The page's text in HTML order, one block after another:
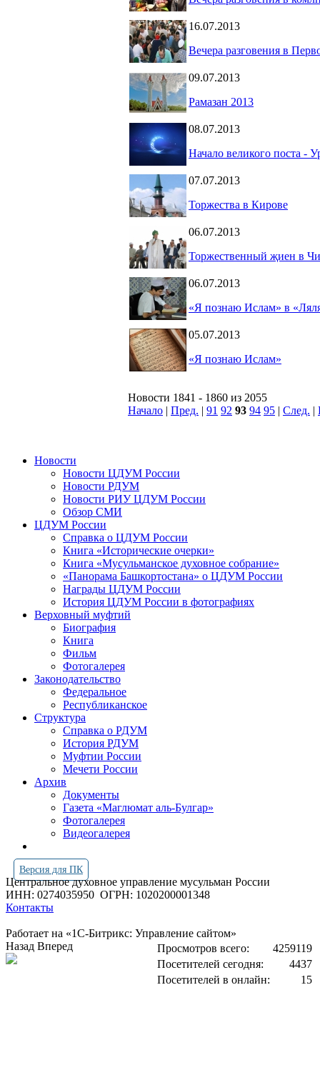
16.07.2013
Вечера разговения в
09.07.2013
Рамазан 2013
08.07.2013
Начало великого поста -
07.07.2013
Торжества в Кирове
06.07.2013
Торжественный җиен в
06.07.2013
«Я познаю Ислам» в
05.07.2013
«Я познаю Ислам»
Новости 1841 - 1860 из 2055
Начало | Пред. | 91 92 93 94 95 | След. |
Новости
Новости ЦДУМ России
Новости РДУМ
Новости РИУ ЦДУМ России
Обзор СМИ
ЦДУМ России
Справка о ЦДУМ России
Книга «Исторические очерки»
Книга «Мусульманское духовное собрание»
«Панорама Башкортостана» о ЦДУМ России
Награды ЦДУМ России
История ЦДУМ России в фотографиях
Верховный муфтий
Биография
Книга
Фильм
Фотогалерея
Законодательство
Федеральное
Республиканское
Структура
Справка о РДУМ
История РДУМ
Муфтии России
Мечети России
Архив
Документы
Газета «Маглюмат аль-Булгар»
Фотогалерея
Видеогалерея
Версия для ПК
Центральное духовное управление мусульман России
ИНН: 0274035950 ОГРН: 1020200001348
Контакты
Работает на «1С-Битрикс: Управление сайтом»
Просмотров всего:
4259119
Посетителей сегодня:
4437
Посетителей в онлайн:
15
Назад Вперед